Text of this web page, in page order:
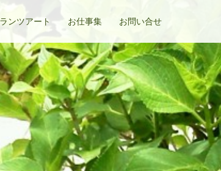
ンツアート お仕事集 お問い合せ